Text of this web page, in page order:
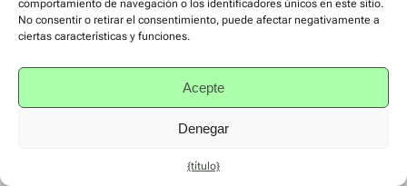
comportamiento de navegación o los identificadores únicos en este sitio.
No consentir o retirar el consentimiento, puede afectar negativamente a
ciertas características y funciones.
Acepte
Denegar
{título}
Página siguiente